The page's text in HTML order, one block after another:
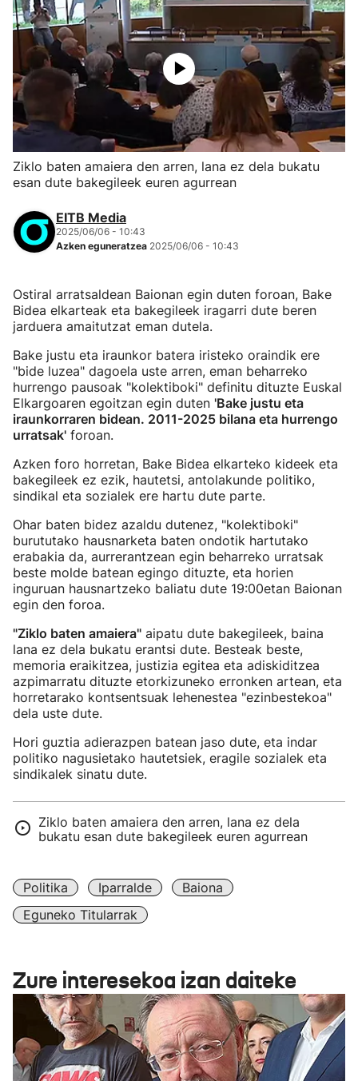
Ziklo baten amaiera den arren, lana ez dela bukatu
esan dute bakegileek euren agurrean
EITB Media
2025/06/06 - 10:43
Azken eguneratzea 2025/06/06 - 10:43
Ostiral arratsaldean Baionan egin duten foroan, Bake
Bidea elkarteak eta bakegileek iragarri dute beren
jarduera amaitutzat eman dutela.
Bake justu eta iraunkor batera iristeko oraindik ere
"bide luzea" dagoela uste arren, eman beharreko
hurrengo pausoak "kolektiboki" definitu dituzte Euskal
Elkargoaren egoitzan egin duten 'Bake justu eta
iraunkorraren bidean. 2011-2025 bilana eta hurrengo
urratsak' foroan.
Azken foro horretan, Bake Bidea elkarteko kideek eta
bakegileek ez ezik, hautetsi, antolakunde politiko,
sindikal eta sozialek ere hartu dute parte.
Ohar baten bidez azaldu dutenez, "kolektiboki"
burututako hausnarketa baten ondotik hartutako
erabakia da, aurrerantzean egin beharreko urratsak
beste molde batean egingo dituzte, eta horien
inguruan hausnartzeko baliatu dute 19:00etan Baionan
egin den foroa.
"Ziklo baten amaiera" aipatu dute bakegileek, baina
lana ez dela bukatu erantsi dute. Besteak beste,
memoria eraikitzea, justizia egitea eta adiskiditzea
azpimarratu dituzte etorkizuneko erronken artean, eta
horretarako kontsentsuak lehenestea "ezinbestekoa"
dela uste dute.
Hori guztia adierazpen batean jaso dute, eta indar
politiko nagusietako hautetsiek, eragile sozialek eta
sindikalek sinatu dute.
Ziklo baten amaiera den arren, lana ez dela
bukatu esan dute bakegileek euren agurrean
Politika Iparralde
Baiona
Eguneko Titularrak
Zure interesekoa izan daiteke